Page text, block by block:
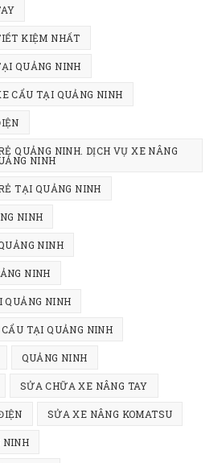
KIỆM NHẤT
QUẢNG NINH
CẨU TẠI QUẢNG NINH
QUẢNG NINH. DỊCH VỤ XE NÂNG
NINH
TẠI QUẢNG NINH
NINH
NINH
NINH
QUẢNG NINH
TẠI QUẢNG NINH
QUẢNG NINH
SỬA CHỮA XE NÂNG TAY
SỬA XE NÂNG KOMATSU
NINH